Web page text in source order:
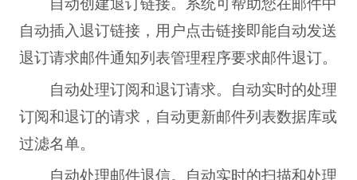
自动插入退订链接，用户点击链接即能自动发送
退订请求邮件通知列表管理程序要求邮件退订。
自动处理订阅和退订请求。自动实时的处理
订阅和退订的请求，自动更新邮件列表数据库或
过滤名单。
自动处理邮件退信。自动实时的扫描和处理